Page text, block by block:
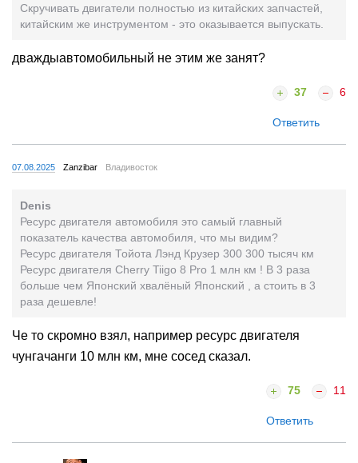
Скручивать двигатели полностью из китайских запчастей,
китайским же инструментом - это оказывается выпускать.
дваждыавтомобильный не этим же занят?
37 6
Ответить
07.08.2025 Zanzibar Владивосток
Denis
Ресурс двигателя автомобиля это самый главный
показатель качества автомобиля, что мы видим?
Ресурс двигателя Тойота Лэнд Крузер 300 300 тысяч км
Ресурс двигателя Cherry Tiigo 8 Pro 1 млн км ! В 3 раза
больше чем Японский хвалёный Японский , а стоить в 3
раза дешевле!
Че то скромно взял, например ресурс двигателя
чунгачанги 10 млн км, мне сосед сказал.
75 11
Ответить